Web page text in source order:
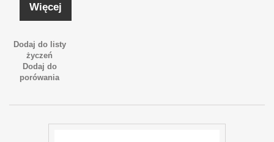
Więcej
Dodaj do listy
życzeń
Dodaj do
porówania